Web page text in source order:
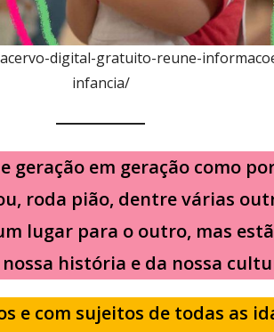
digital-gratuito-reune-
infancia/
em geração como
roda pião, dentre várias
lugar para o outro, mas
nossa história e da nossa
e com sujeitos de todas as